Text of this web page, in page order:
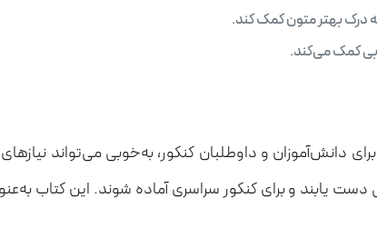
درک بهتر متون کمک کند.
کمک می‌کند.
و داوطلبان کنکور، به‌خوبی می‌تواند نیازهای
یابند و برای کنکور سراسری آماده شوند. این کتاب